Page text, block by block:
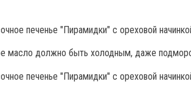
масло должно быть холодным, даже